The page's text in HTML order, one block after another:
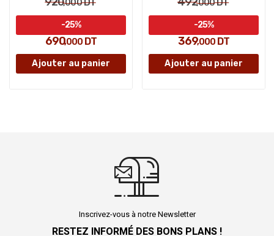
,000
690,000 DT
-25%
Ajouter au panier
,000
369,000 DT
-25%
Ajouter au panier
Inscrivez-vous à notre Newsletter
RESTEZ INFORMÉ DES BONS PLANS !